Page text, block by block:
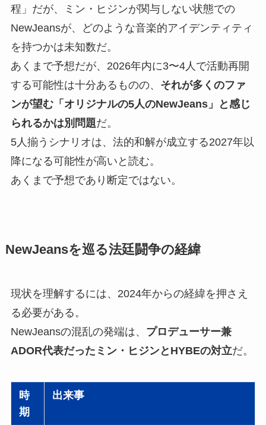
程」だが、ミン・ヒジンが関与しない状態での
NewJeansが、どのような音楽的アイデンティティ
を持つかは未知数だ。
あくまで予想だが、2026年内に3〜4人で活動再開
する可能性は十分あるものの、 それが多くのファ
ンが望む「オリジナルの5人のNewJeans」と感じ
られるかは別問題だ。
5人揃うシナリオは、法的和解が成立する2027年以
降になる可能性が高いと読む。
あくまで予想であり断定ではない。
NewJeansを巡る法廷闘争の経緯
現状を理解するには、2024年からの経緯を押さえ
る必要がある。
NewJeansの混乱の発端は、 プロデューサー兼
ADOR代表だったミン・ヒジンとHYBEの対立だ。
時
期
出来事